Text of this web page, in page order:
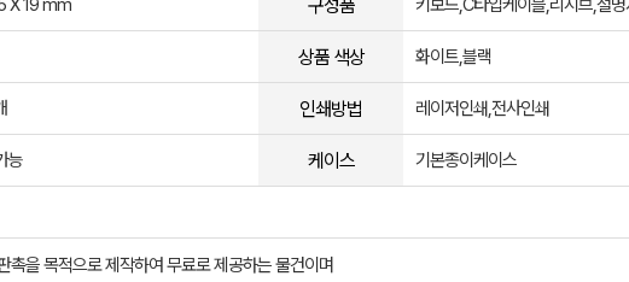
X 19 mm 구성품 키보드,C타입케이블,리시브,설명
상품 색상 화이트,블랙
인쇄방법 레이저인쇄,전사인쇄
능 케이스 기본종이케이스
촉을 목적으로 제작하여 무료로 제공하는 물건이며